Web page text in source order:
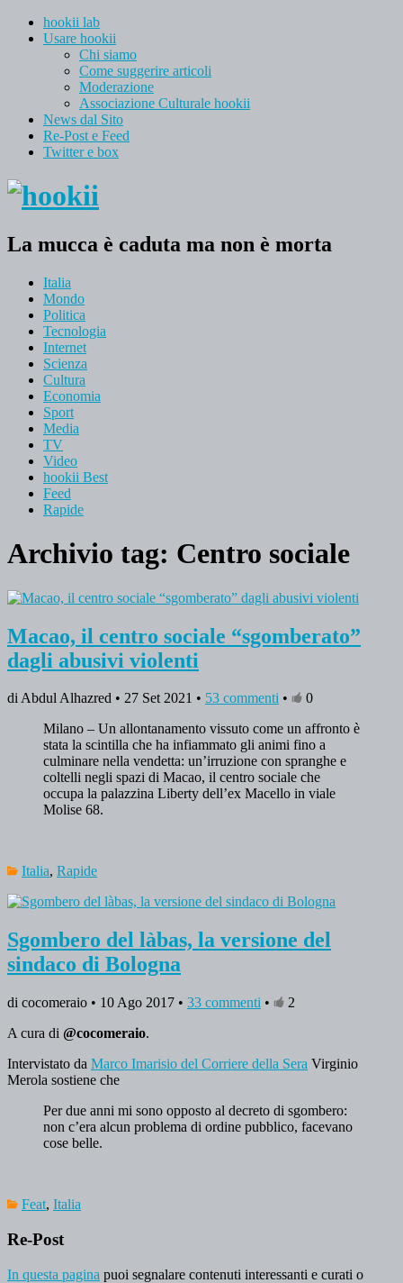
hookii lab
Usare hookii
Chi siamo
Come suggerire articoli
Moderazione
Associazione Culturale hookii
News dal Sito
Re-Post e Feed
Twitter e box
La mucca è caduta ma non è morta
Italia
Mondo
Politica
Tecnologia
Internet
Scienza
Cultura
Economia
Sport
Media
TV
Video
hookii Best
Feed
Rapide
Archivio tag: Centro sociale
Macao, il centro sociale “sgomberato”
dagli abusivi violenti
di Abdul Alhazred • 27 Set 2021 • 53 commenti •
0
Milano – Un allontanamento vissuto come un affronto è
stata la scintilla che ha infiammato gli animi fino a
culminare nella vendetta: un’irruzione con spranghe e
coltelli negli spazi di Macao, il centro sociale che
occupa la palazzina Liberty dell’ex Macello in viale
Molise 68.
Italia, Rapide
Sgombero del làbas, la versione del
sindaco di Bologna
di cocomeraio • 10 Ago 2017 • 33 commenti •
2
A cura di @cocomeraio.
Intervistato da Marco Imarisio del Corriere della Sera Virginio
Merola sostiene che
Per due anni mi sono opposto al decreto di sgombero:
non c’era alcun problema di ordine pubblico, facevano
cose belle.
Feat, Italia
Re-Post
In questa pagina puoi segnalare contenuti interessanti e curati o